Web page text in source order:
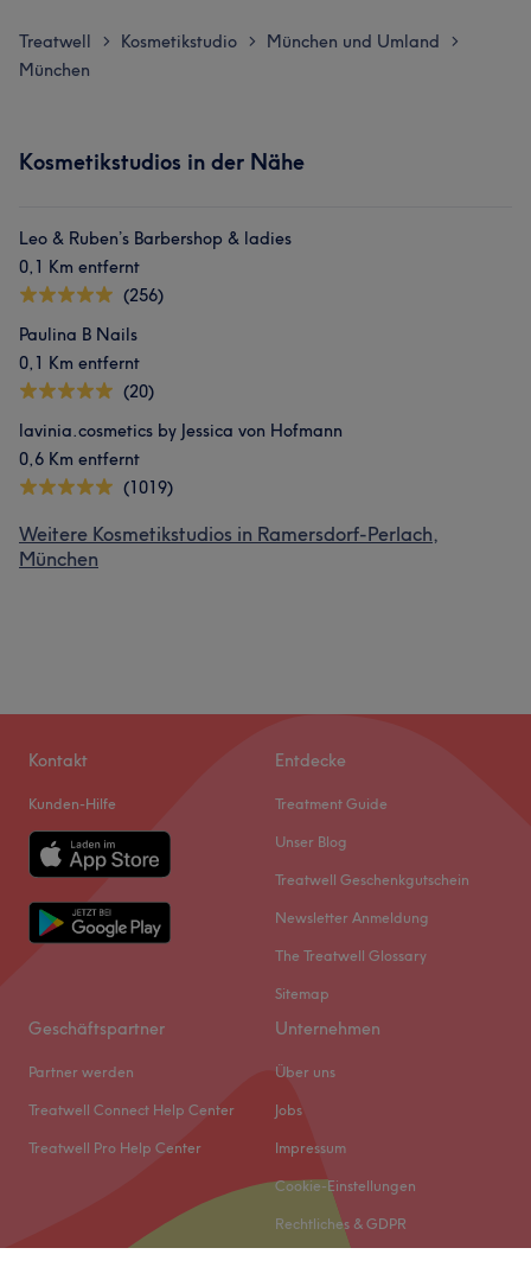
Treatwell > Kosmetikstudio > München und Umland >
München
Kosmetikstudios in der Nähe
Leo & Ruben’s Barbershop & ladies
0,1 Km entfernt
(256)
Paulina B Nails
0,1 Km entfernt
(20)
lavinia.cosmetics by Jessica von Hofmann
0,6 Km entfernt
(1019)
Weitere Kosmetikstudios in Ramersdorf-Perlach,
München
Kontakt
Kunden-Hilfe
Entdecke
Treatment Guide
Unser Blog
Treatwell Geschenkgutschein
Newsletter Anmeldung
The Treatwell Glossary
Sitemap
Geschäftspartner
Partner werden
Treatwell Connect Help Center
Treatwell Pro Help Center
Unternehmen
Über uns
Jobs
Impressum
Cookie-Einstellungen
Rechtliches & GDPR